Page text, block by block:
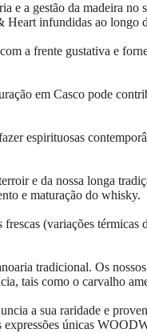
gestão da madeira no
Heart infundidas ao longo
a frente gustativa e
em Casco pode
espirituosas
e da nossa longa
e maturação do whisky.
(variações
tradicional. Os
tais como o carvalho
a sua raridade e
expressões únicas